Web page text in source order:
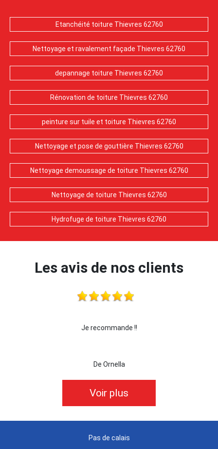
Etanchéité toiture Thievres 62760
Nettoyage et ravalement façade Thievres 62760
depannage toiture Thievres 62760
Rénovation de toiture Thievres 62760
peinture sur tuile et toiture Thievres 62760
Nettoyage et pose de gouttière Thievres 62760
Nettoyage demoussage de toiture Thievres 62760
Nettoyage de toiture Thievres 62760
Hydrofuge de toiture Thievres 62760
Les avis de nos clients
Je recommande !!
De Ornella
Voir plus
Pas de calais